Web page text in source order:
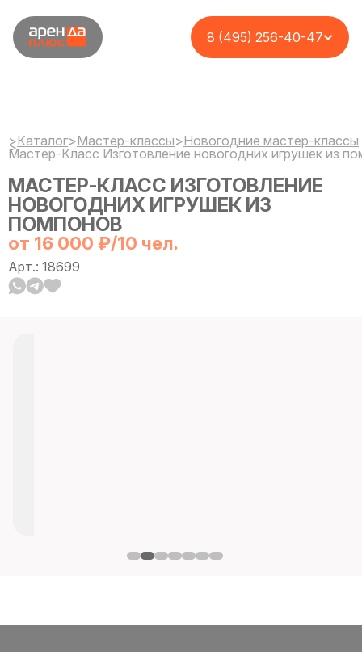
8 (495) 256-40-47
>Каталог>Мастер-классы>Новогодние мастер-классы
>
Мастер-Класс Изготовление новогодних игрушек из
МАСТЕР-КЛАСС ИЗГОТОВЛЕНИЕ
НОВОГОДНИХ ИГРУШЕК ИЗ
ПОМПОНОВ
от 16 000 ₽/10 чел.
Арт.: 18699